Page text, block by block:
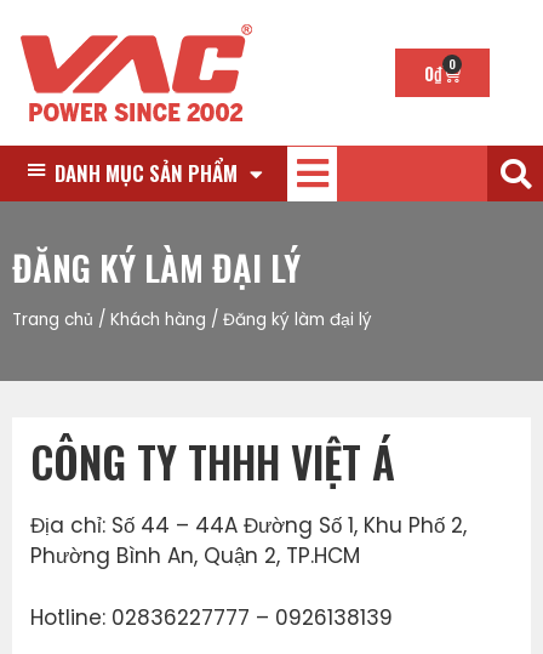
0₫ 0
DANH MỤC SẢN PHẨM
ĐĂNG KÝ LÀM ĐẠI LÝ
Trang chủ / Khách hàng / Đăng ký làm đại lý
CÔNG TY THHH VIỆT Á
Địa chỉ: Số 44 – 44A Đường Số 1, Khu Phố 2,
Phường Bình An, Quận 2, TP.HCM
Hotline: 02836227777 – 0926138139